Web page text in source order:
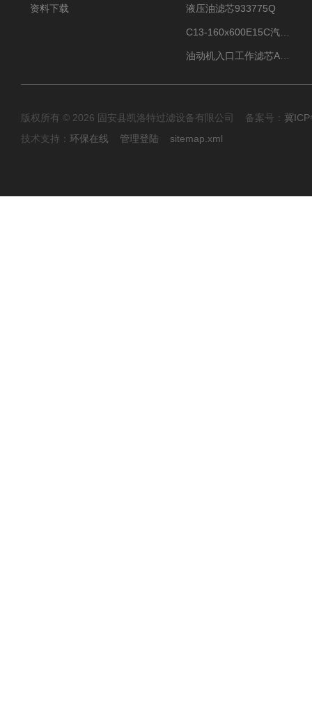
资料下载 液压油滤芯933775Q
版权所有 © 2026 固安县凯洛特过滤设备有限公司 备案号： 冀
技术支持： 环保在线 管理登陆 sitemap.xml